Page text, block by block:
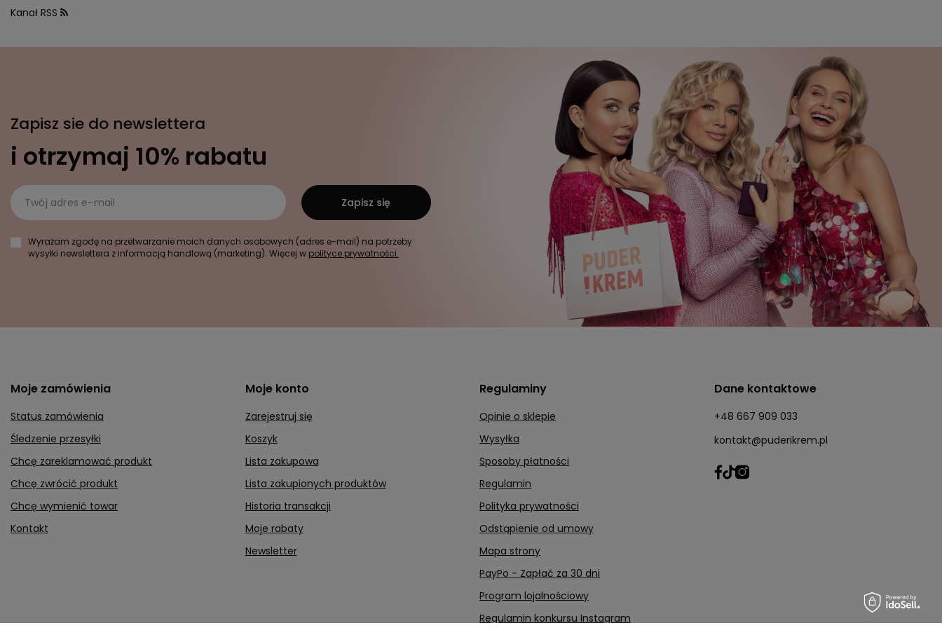
Kanał RSS
Zapisz sie do newslettera
i otrzymaj 10% rabatu
Twój adres e-mail
Wyrażam zgodę na przetwarzanie moich danych osobowych (adres e-mail) na potrzeby
wysyłki newslettera z informacją handlową (marketing). Więcej w polityce prywatności.
Zapisz się
Moje zamówienia
Status zamówienia
Śledzenie przesyłki
Chcę zareklamować produkt
Chcę zwrócić produkt
Chcę wymienić towar
Kontakt
Moje konto
Zarejestruj się
Koszyk
Lista zakupowa
Lista zakupionych produktów
Historia transakcji
Moje rabaty
Newsletter
Regulaminy
Opinie o sklepie
Wysyłka
Sposoby płatności
Regulamin
Polityka prywatności
Odstąpienie od umowy
Mapa strony
PayPo - Zapłać za 30 dni
Program lojalnościowy
Regulamin konkursu Instagram
Dane kontaktowe
+48 667 909 033
kontakt@puderikrem.pl